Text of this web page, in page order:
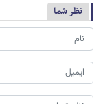
نظر شما